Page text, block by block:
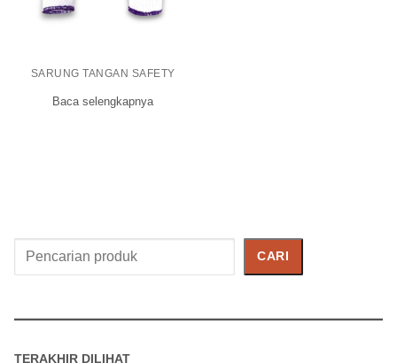
SARUNG TANGAN SAFETY
Baca selengkapnya
Cari
Produk
CARI
TERAKHIR DILIHAT